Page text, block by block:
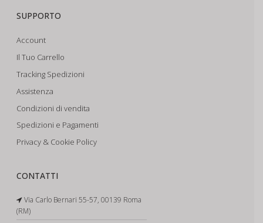
SUPPORTO
Account
Il Tuo Carrello
Tracking Spedizioni
Assistenza
Condizioni di vendita
Spedizioni e Pagamenti
Privacy & Cookie Policy
CONTATTI
Via Carlo Bernari 55-57, 00139 Roma
(RM)